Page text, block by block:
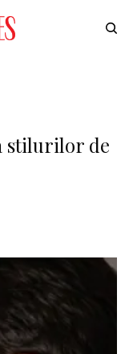
stilurilor de